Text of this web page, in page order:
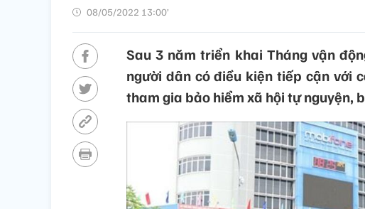
08/05/2022 13:00’
Sau 3 năm triển khai Tháng vận
người dân có điều kiện tiếp cận với
tham gia bảo hiểm xã hội tự nguyện,